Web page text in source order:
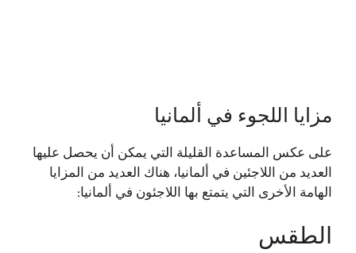
مزايا اللجوء في ألمانيا
على عكس المساعدة القليلة التي يمكن أن يحصل عليها
العديد من اللاجئين في ألمانيا، هناك العديد من المزايا
الهامة الأخرى التي يتمتع بها اللاجئون في ألمانيا:
الطقس